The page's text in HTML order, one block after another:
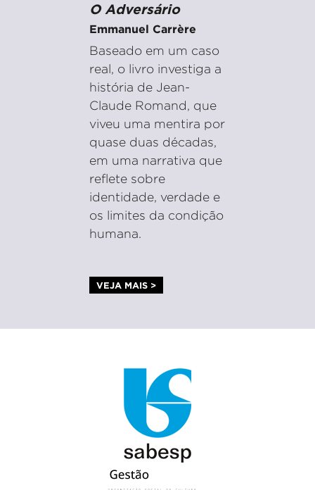
O Adversário
Emmanuel Carrère
Baseado em um caso
real, o livro investiga a
história de Jean-
Claude Romand, que
viveu uma mentira por
quase duas décadas,
em uma narrativa que
reflete sobre
identidade, verdade e
os limites da condição
humana.
VEJA MAIS >